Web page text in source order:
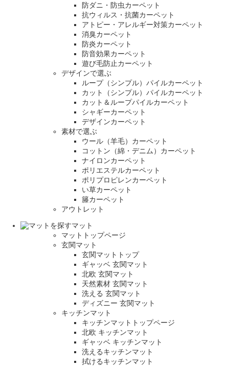
防ダニ・防虫カーペット
抗ウィルス・抗菌カーペット
アトピー・アレルギー対策カーペット
消臭カーペット
防炎カーペット
防音効果カーペット
遊び毛防止カーペット
デザインで選ぶ
ループ（シンプル）パイルカーペット
カット（シンプル）パイルカーペット
カット＆ループパイルカーペット
シャギーカーペット
デザインカーペット
素材で選ぶ
ウール（羊毛）カーペット
コットン（綿・デニム）カーペット
ナイロンカーペット
ポリエステルカーペット
ポリプロピレンカーペット
い草カーペット
籐カーペット
アウトレット
マット
マットトップページ
玄関マット
玄関マットトップ
ギャッベ 玄関マット
北欧 玄関マット
天然素材 玄関マット
洗える 玄関マット
ディズニー 玄関マット
キッチンマット
キッチンマットトップページ
北欧 キッチンマット
ギャッベ キッチンマット
洗えるキッチンマット
拭けるキッチンマット